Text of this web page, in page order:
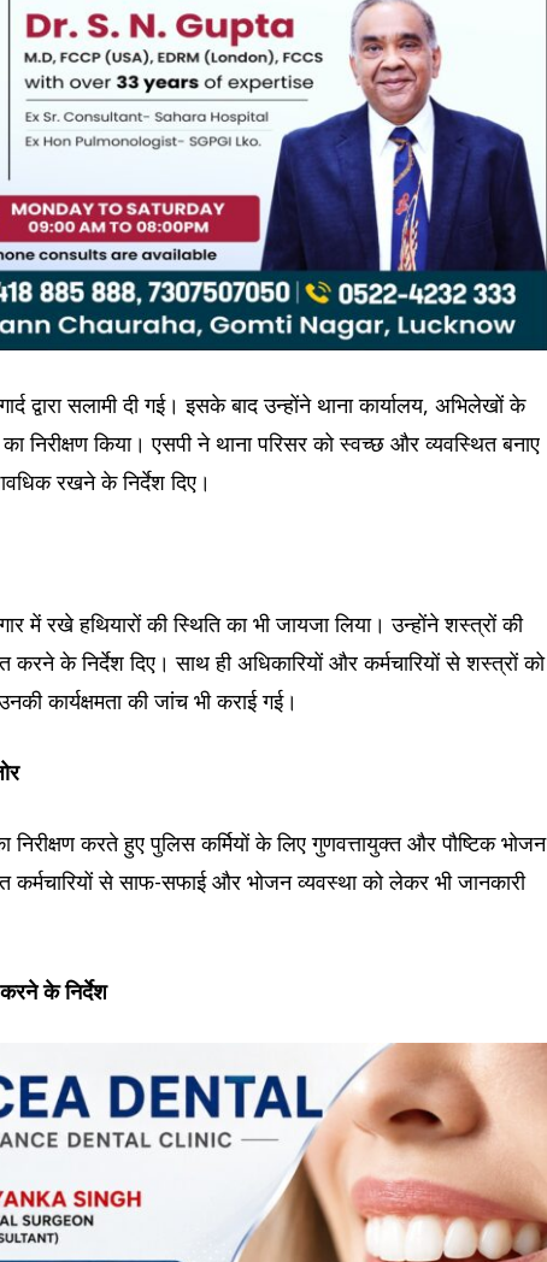
द्वारा सलामी दी गई। इसके बाद उन्होंने थाना कार्यालय, अभिलेखों के
किया। एसपी ने थाना परिसर को स्वच्छ और व्यवस्थित बनाए
रखने के निर्देश दिए।
में रखे हथियारों की स्थिति का भी जायजा लिया। उन्होंने शस्त्रों की
के निर्देश दिए। साथ ही अधिकारियों और कर्मचारियों से शस्त्रों को
कार्यक्षमता की जांच भी कराई गई।
करते हुए पुलिस कर्मियों के लिए गुणवत्तायुक्त और पौष्टिक भोजन
कर्मचारियों से साफ-सफाई और भोजन व्यवस्था को लेकर भी जानकारी
के निर्देश